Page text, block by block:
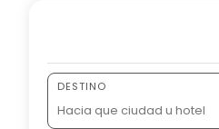
DESTINO